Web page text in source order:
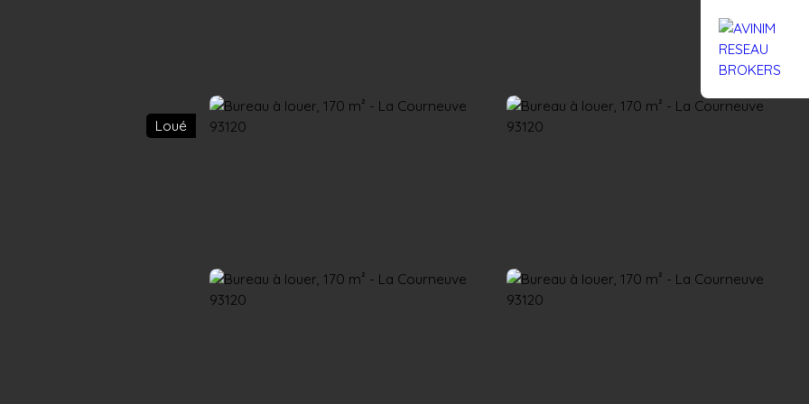
Louer Confiez un local Trouver un Broker Rejoignez-nous Actualités Nous contacter
Loué